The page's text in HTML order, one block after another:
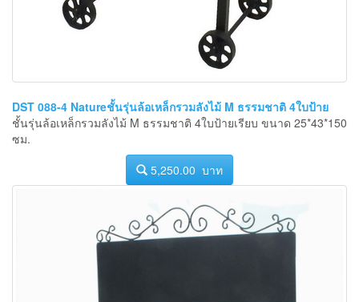
DST 088-4 Natureชั้นรุ่นล้อเหล็กรวมลังไม้ M ธรรมชาติ 4ใบป้าย
ชั้นรุ่นล้อเหล็กรวมลังไม้ M ธรรมชาติ 4ใบป้ายเรียบ ขนาด 25*43*150
ซม.
5,250.00 บาท